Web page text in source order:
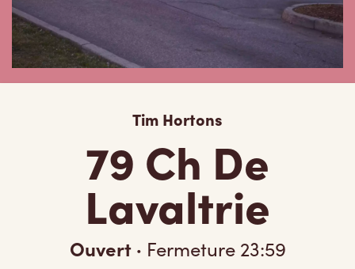
Tim Hortons
79 Ch De
Lavaltrie
Ouvert · Fermeture 23:59